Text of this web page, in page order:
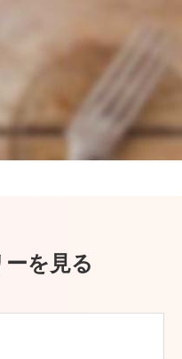
を見る